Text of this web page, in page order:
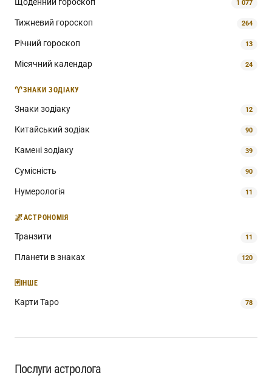
1 077
Тижневий гороскоп 264
Річний гороскоп 13
Місячний календар 24
♈ЗНАКИ ЗОДІАКУ
Знаки зодіаку 12
Китайський зодіак 90
Камені зодіаку 39
Сумісність 90
Нумерологія 11
🌌АСТРОНОМІЯ
Транзити 11
Планети в знаках 120
🃏ІНШЕ
Карти Таро 78
Послуги астролога